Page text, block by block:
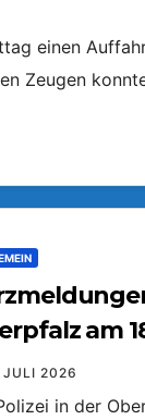
einen
Zeugen
am
JULI 2026
in der